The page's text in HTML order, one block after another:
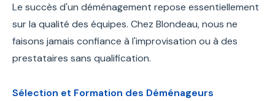
Le succès d'un déménagement repose essentiellement
sur la qualité des équipes. Chez Blondeau, nous ne
faisons jamais confiance à l'improvisation ou à des
prestataires sans qualification.
Sélection et Formation des Déménageurs